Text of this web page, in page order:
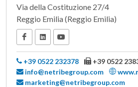
Via della Costituzione 27/4
Reggio Emilia (Reggio Emilia)
+39 0522 232378
+39 0522
info@netribegroup.com
marketing@netribegroup.com